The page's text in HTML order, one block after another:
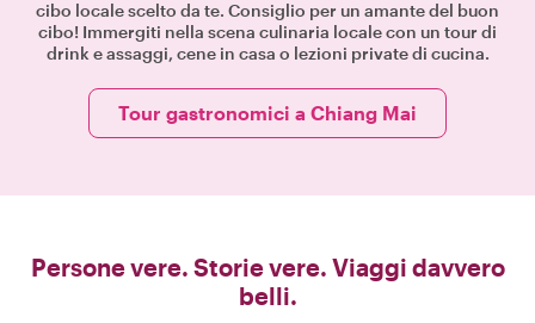
cibo locale scelto da te. Consiglio per un amante del buon
cibo! Immergiti nella scena culinaria locale con un tour di
drink e assaggi, cene in casa o lezioni private di cucina.
Tour gastronomici a Chiang Mai
Persone vere. Storie vere. Viaggi davvero
belli.